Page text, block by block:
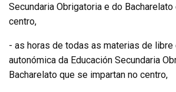
Secundaria Obrigatoria e do
centro,
- as horas de todas as materias de libre
autonómica da Educación Secundaria
Bacharelato que se impartan no centro,